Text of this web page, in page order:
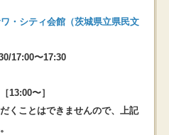
・シティ会館（茨城県立県民文
17:00〜17:30
13:00〜］
くことはできませんので、上記